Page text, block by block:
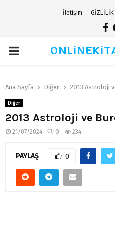
İletişim GİZLİLİK
PRIMARY
Ana Sayfa Diğer 2013 Astroloji
Diğer
2013 Astroloji ve
21/07/2024 0 234
PAYLAŞ 0